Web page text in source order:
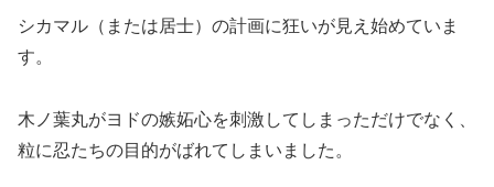
シカマル（または居士）の計画に狂いが見え始めていま
す。
木ノ葉丸がヨドの嫉妬心を刺激してしまっただけでなく、
粒に忍たちの目的がばれてしまいました。